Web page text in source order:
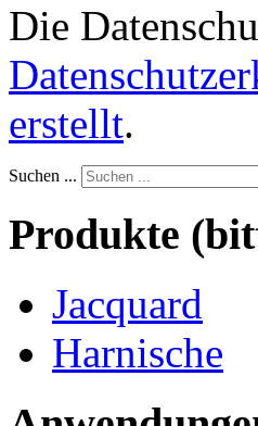
Die
erstellt.
Suchen ...
Produkte
Jacquard
Harnische